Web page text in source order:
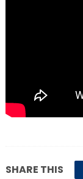
SHARE THIS